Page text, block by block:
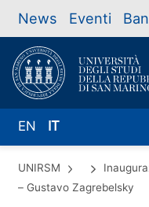
News Eventi
EN IT
UNIRSM
– Gustavo Zagrebelsky